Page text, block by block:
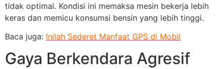
tidak optimal. Kondisi ini memaksa mesin bekerja lebih
keras dan memicu konsumsi bensin yang lebih tinggi.
Baca juga: Inilah Sederet Manfaat GPS di Mobil
Gaya Berkendara Agresif